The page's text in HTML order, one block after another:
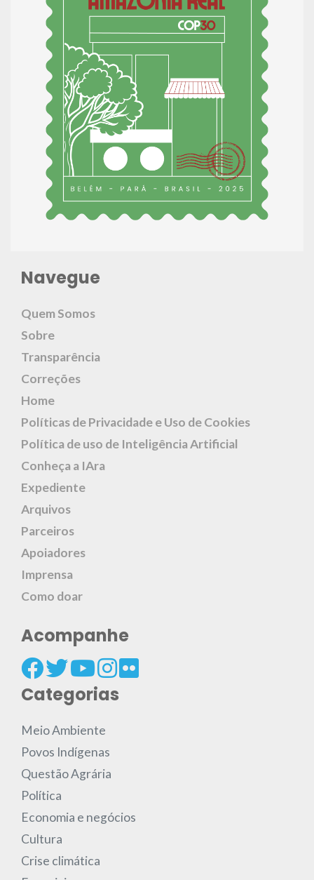
Navegue
Quem Somos
Sobre
Transparência
Correções
Home
Políticas de Privacidade e Uso de Cookies
Política de uso de Inteligência Artificial
Conheça a IAra
Expediente
Arquivos
Parceiros
Apoiadores
Imprensa
Como doar
Acompanhe
Categorias
Meio Ambiente
Povos Indígenas
Questão Agrária
Política
Economia e negócios
Cultura
Crise climática